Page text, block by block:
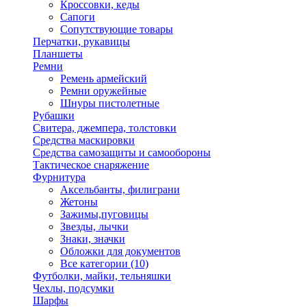
Кроссовки, кеды
Сапоги
Сопутствующие товары
Перчатки, рукавицы
Планшеты
Ремни
Ремень армейский
Ремни оружейные
Шнуры пистолетные
Рубашки
Свитера, джемпера, толстовки
Средства маскировки
Средства самозащиты и самообороны
Тактическое снаряжение
Фурнитура
Аксельбанты, филиграни
Жетоны
Зажимы,пуговицы
Звезды, лычки
Знаки, значки
Обложки для документов
Все категории (10)
Футболки, майки, тельняшки
Чехлы, подсумки
Шарфы